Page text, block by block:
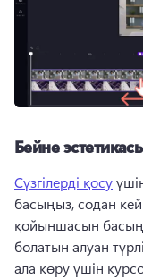
Бейне
Сүзгілерді қосу
басыңыз, содан
қойыншасын
болатын алуан
ала көру үшін